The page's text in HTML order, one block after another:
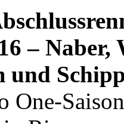
–
und
One-